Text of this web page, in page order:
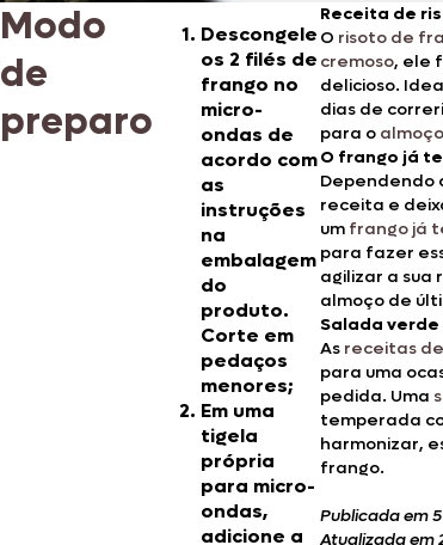
Modo
de
preparo
Descongele
os 2 filés de
frango no
micro-
ondas de
acordo com
as
instruções
na
embalagem
do
produto.
Corte em
pedaços
menores;
Em uma
tigela
própria
para micro-
ondas,
adicione a
Receita de
O risoto de
cremoso, ele
delicioso.
dias de
para o
O frango já
Dependendo
receita e
um frango já
para fazer
agilizar a sua
almoço de
Salada
As receitas
para uma
pedida. Uma
temperada
harmonizar,
frango.
Publicada em
Atualizada em